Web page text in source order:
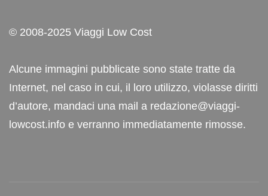
© 2008-2025 Viaggi Low Cost
Alcune immagini pubblicate sono state tratte da
Internet, nel caso in cui, il loro utilizzo, violasse diritti
d’autore, mandaci una mail a redazione@viaggi-
lowcost.info e verranno immediatamente rimosse.